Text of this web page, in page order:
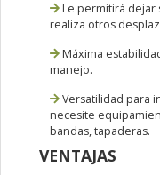
Le permitirá
realiza otros
Máxima
manejo.
Versatilidad para
necesite
bandas, tapaderas.
VENTAJAS